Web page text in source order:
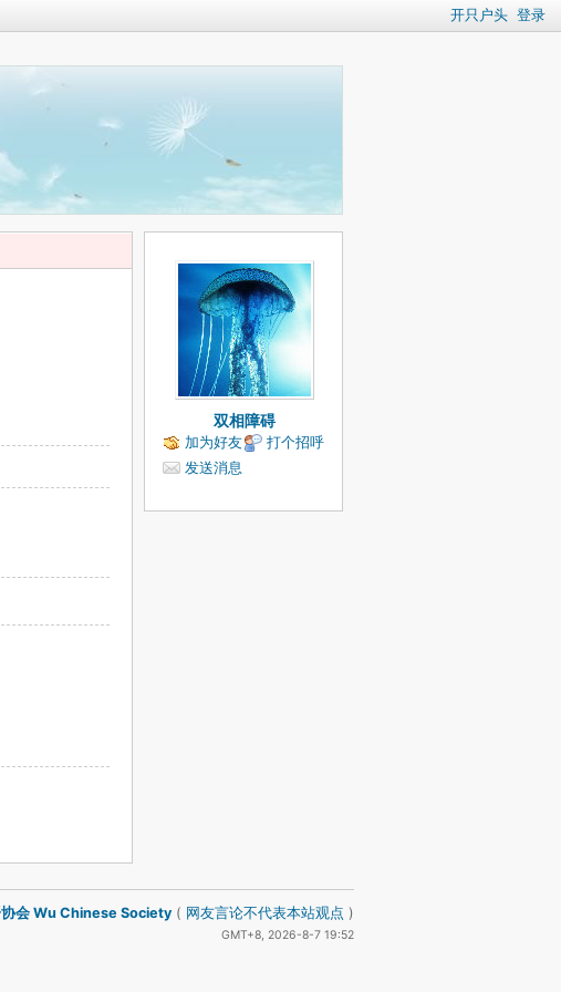
开只户头 登录
双相障碍
加为好友
打个招呼
发送消息
会 Wu Chinese Society ( 网友言论不代表本站观点 )
GMT+8, 2026-8-7 19:52